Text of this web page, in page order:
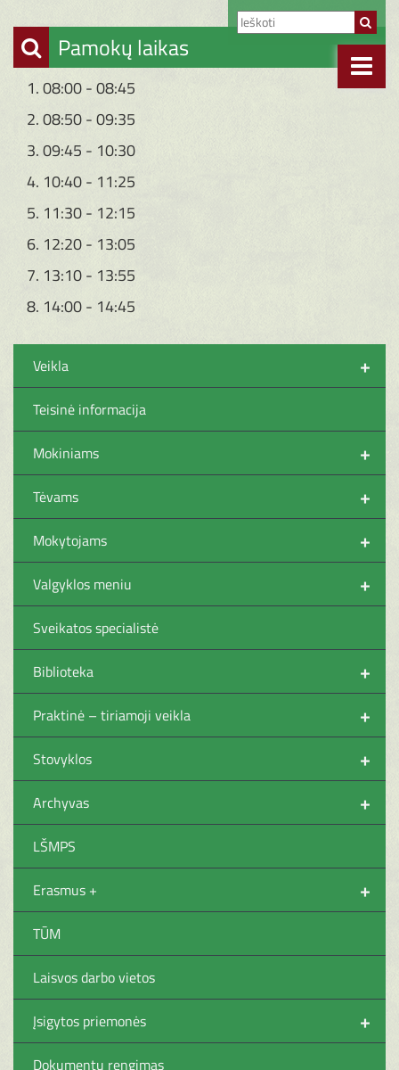
Pamokų laikas
1. 08:00 - 08:45
2. 08:50 - 09:35
3. 09:45 - 10:30
4. 10:40 - 11:25
5. 11:30 - 12:15
6. 12:20 - 13:05
7. 13:10 - 13:55
8. 14:00 - 14:45
+
Veikla
Teisinė informacija
+
Mokiniams
+
Tėvams
+
Mokytojams
+
Valgyklos meniu
Sveikatos specialistė
+
Biblioteka
+
Praktinė – tiriamoji veikla
+
Stovyklos
+
Archyvas
LŠMPS
+
Erasmus +
TŪM
Laisvos darbo vietos
+
Įsigytos priemonės
Dokumentų rengimas